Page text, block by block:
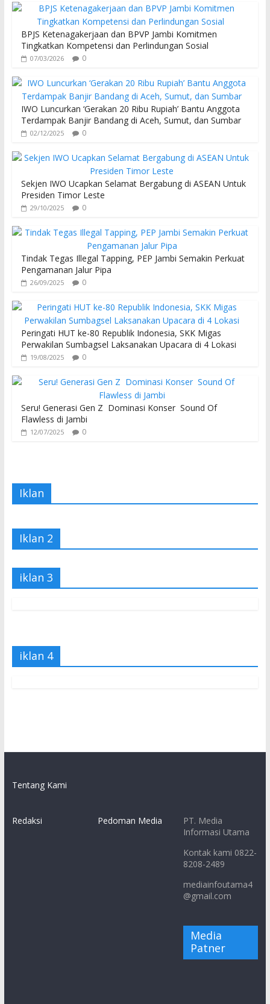
BPJS Ketenagakerjaan dan BPVP Jambi Komitmen
Tingkatkan Kompetensi dan Perlindungan Sosial
07/03/2026 0
IWO Luncurkan ‘Gerakan 20 Ribu Rupiah’ Bantu Anggota
Terdampak Banjir Bandang di Aceh, Sumut, dan Sumbar
02/12/2025 0
Sekjen IWO Ucapkan Selamat Bergabung di ASEAN Untuk
Presiden Timor Leste
29/10/2025 0
Tindak Tegas Illegal Tapping, PEP Jambi Semakin Perkuat
Pengamanan Jalur Pipa
26/09/2025 0
Peringati HUT ke-80 Republik Indonesia, SKK Migas
Perwakilan Sumbagsel Laksanakan Upacara di 4 Lokasi
19/08/2025 0
Seru! Generasi Gen Z Dominasi Konser Sound Of
Flawless di Jambi
12/07/2025 0
Iklan
Iklan 2
iklan 3
iklan 4
Tentang Kami
Redaksi Pedoman Media
PT. Media
Informasi Utama
Kontak kami 0822-
8208-2489
mediainfoutama4
@gmail.com
Media
Patner